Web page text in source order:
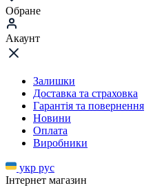
Обране
Акаунт
Залишки
Доставка та страховка
Гарантія та повернення
Новини
Оплата
Виробники
укр рус
Інтернет магазин